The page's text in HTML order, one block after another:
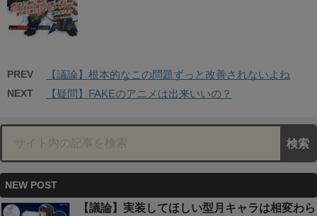
PREV 【議論】根本的なこの問題ずっと改善されないよね
NEXT 【疑問】FAKEのアニメは出来いいの？
NEW POST
【議論】実装してほしい型月キャラは相変わら